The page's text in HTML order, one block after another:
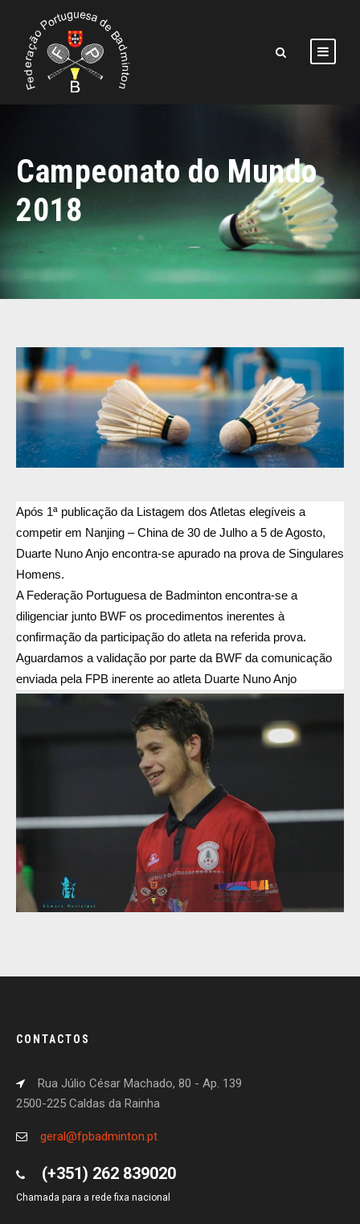
Campeonato do Mundo
2018
Após 1ª publicação da Listagem dos Atletas elegíveis a
competir em Nanjing – China de 30 de Julho a 5 de Agosto,
Duarte Nuno Anjo encontra-se apurado na prova de Singulares
Homens.
A Federação Portuguesa de Badminton encontra-se a
diligenciar junto BWF os procedimentos inerentes à
confirmação da participação do atleta na referida prova.
Aguardamos a validação por parte da BWF da comunicação
enviada pela FPB inerente ao atleta Duarte Nuno Anjo
CONTACTOS
Rua Júlio César Machado, 80 - Ap. 139
2500-225 Caldas da Rainha
geral@fpbadminton.pt
(+351) 262 839020
Chamada para a rede fixa nacional